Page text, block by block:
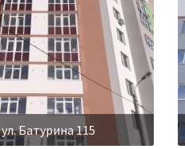
ул. Батурина 115